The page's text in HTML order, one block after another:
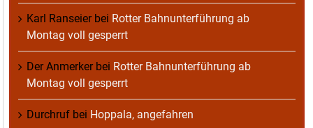
Karl Ranseierbei Rotter Bahnunterführung ab
Montag voll gesperrt
Der Anmerkerbei Rotter Bahnunterführung ab
Montag voll gesperrt
Durchruf bei Hoppala, angefahren